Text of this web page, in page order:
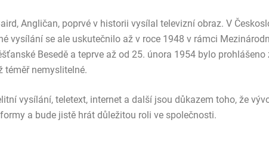
Angličan, poprvé v historii vysílal televizní obraz. V
vysílání se ale uskutečnilo až v roce 1948 v rámci
Besedě a teprve až od 25. února 1954 bylo
téměř nemyslitelné.
vysílání, teletext, internet a další jsou důkazem toho, že
a bude jistě hrát důležitou roli ve společnosti.